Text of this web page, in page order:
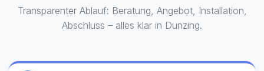
Transparenter Ablauf: Beratung, Angebot, Installation,
Abschluss – alles klar in Dunzing.